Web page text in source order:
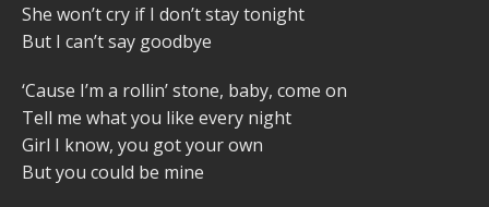
She won’t cry if I don’t stay tonight
But I can’t say goodbye
‘Cause I’m a rollin’ stone, baby, come on
Tell me what you like every night
Girl I know, you got your own
But you could be mine